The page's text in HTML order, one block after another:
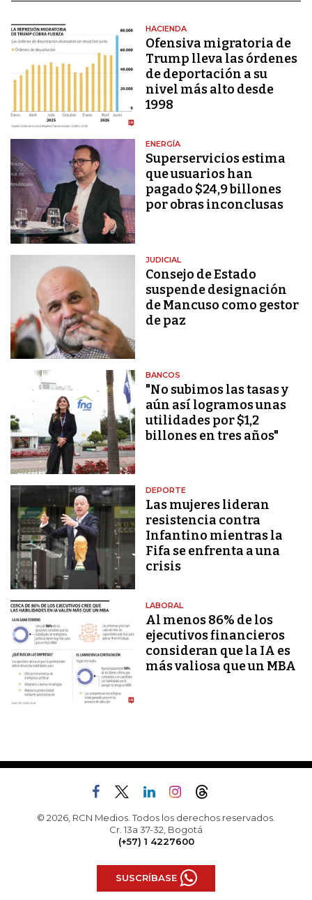
HACIENDA
Ofensiva migratoria de
Trump lleva las órdenes
de deportación a su
nivel más alto desde
1998
ENERGÍA
Superservicios estima
que usuarios han
pagado $24,9 billones
por obras inconclusas
JUDICIAL
Consejo de Estado
suspende designación
de Mancuso como gestor
de paz
BANCOS
"No subimos las tasas y
aún así logramos unas
utilidades por $1,2
billones en tres años"
DEPORTE
Las mujeres lideran
resistencia contra
Infantino mientras la
Fifa se enfrenta a una
crisis
LABORAL
Al menos 86% de los
ejecutivos financieros
consideran que la IA es
más valiosa que un MBA
© 2026, RCN Medios. Todos los derechos reservados.
Cr. 13a 37-32, Bogotá
(+57) 1 4227600
SUSCRÍBASE